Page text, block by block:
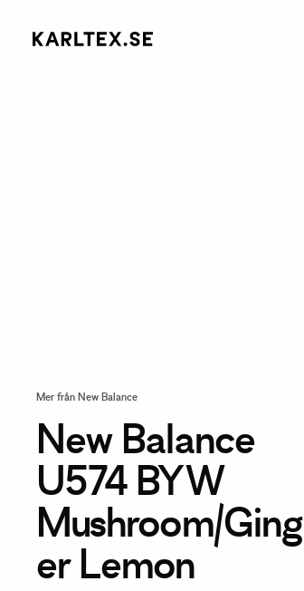
Mer från New Balance
New Balance
U574 BYW
Mushroom/Ging
er Lemon